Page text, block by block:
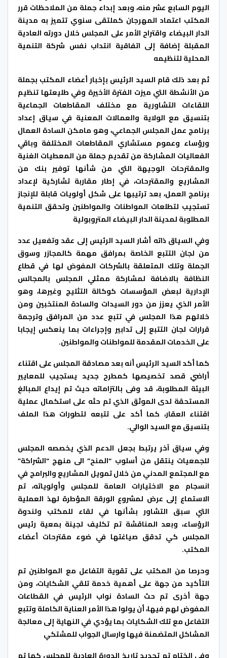
اليوم السابع عشر منه، وبعد إبداء جملة من الملاحظات قرر
المكتب اعتماد المهرجان كملتقى سنوي تتميز به مدينة
الدار البيضاء واقتراح الأمر على المجلس خلال دورته العادية
المقبلة إضافة إلى اتفاقية انتداب نفس شركة التنمية
المحلية لتنظيمه
ثم بعد ذلك قام السيد الرئيس بإخبار أعضاء المكتب بجملة
من الأنشطة التي ميزت الفترة الأخيرة وفي طليعتها تنظيم
اللقاءات التشاورية مع مختلف المقاطعات الجماعية
بتنسيق مع الولاية والعمالات المعنية في سياق إعداد
برنامج عمل المجلس الجماعي، وهو مامكن السادة العمال
ورؤساء وعموم مستشاري المقاطعات المختلفة وباقي
الفعاليات المشاركة من تقديم جملة من المعطيات الغنية
والمقترحات الوجيهة التي من شأنها توفير بنك من
المشاريع والمقترحات، في إطار مقاربة تشاركية لإعداد
برنامج العمل، بعد ترتيبها على شكل أولويات قابلة للإنجاز
تستجيب لتطلعات المواطنات والمواطنين وتحقق التنمية
المطلوبة لمدينة الدار البيضاء المتروبولية
وفي السياق ذاته أشار السيد الرئيس إلى عقد وتفعيل عدد
من لجان التتبع الخاصة بمرافق مهمة كالمجازر وسوق
الجملة وتلك المتعلقة بالشركات المفوض لها في قطاع
النظافة بالاضافة لمشاركة ممثلي المجلس بالمجالس
الإدارية لبعض المؤسسات كوكالة التثليج وغيرها، وهو
الأمر الذي يعزز من دور السيدات والسادة المنتخبين ومن
خلالهم هذا المجلس في تتبع عدد من المرافق وترجمة
قرارات لجان التتبع إلى تدابير وإجراءات بما ينعكس إيجابا
على الخدمات المقدمة للمواطنات والمواطنين.
كما أكد السيد الرئيس أنه بعد مصادقة المجلس على اقتناء
أراضي قصد تخصيصها كمطرح جديد يستجيب للمعايير
البيئة المطلوبة، قد وفى بالتزاماته حيث تم إيداع المبالغ
المستحقة لدى الموثق الذي تم حثه على استكمال عملية
اقتناء العقار، كما أكد على تتبعه لتطورات هذا الملف
بتنسيق مع السيد الوالي.
وفي سياق آخر يرتبط بجعل الدعم الذي يخصصه المجلس
للجمعيات ينتقل من أسلوب “المنح” الى منهج “الشراكة”
مع المجتمع المدني من خلال تمويل المشاريع والبرامج في
انسجام مع الاختيارات العامة للمجلس وأولوياته، تم
الاستماع إلى عرض لمشروع الورقة المؤطرة لهذ العملية
التي سبق التشاور بشأنها في لقاء للمكتب ولندوة
الرؤساء، وبعد المناقشة تم تكليف لجينة بمعية رئيس
المجلس كي تدقق صياغتها في ضوء مقترحات أعضاء
المكتب.
وحرصا من المكتب على تقوية التفاعل مع المواطنين تم
التأكيد من جهة على أهمية خدمة تلقي الشكايات، ومن
جهة أخرى تم حث السادة نواب الرئيس في القطاعات
المفوض لهم فيها، أن يولوا هذا الأمر العناية الكاملة وتتبع
التفاعل مع تلك الشكايات بما يؤدي في النهاية إلى معالجة
المشاكل المتضمنة فيها وارسال الجواب للمشتكي
وفي الختام تم تحديد تاريخ الدورة العادية للمجلس كما تم